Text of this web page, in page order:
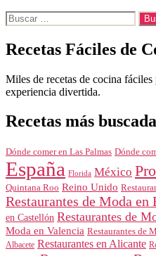
Buscar:
Recetas Fáciles de
Miles de recetas de cocina fáciles
experiencia divertida.
Recetas más
Dónde comer en Las Palmas Dónde
España Florida México
Quintana Roo Reino Unido
Restaurantes de Moda en
en Castellón Restaurantes de
Moda en Valencia Restaurantes de
Albacete Restaurantes en Alicante